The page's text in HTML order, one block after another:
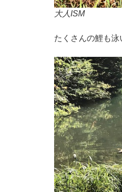
大人ISM
たくさんの鯉も泳